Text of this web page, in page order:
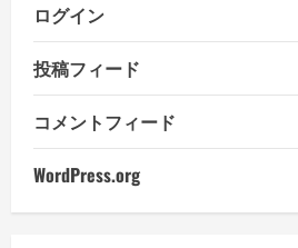
ログイン
投稿フィード
コメントフィード
WordPress.org